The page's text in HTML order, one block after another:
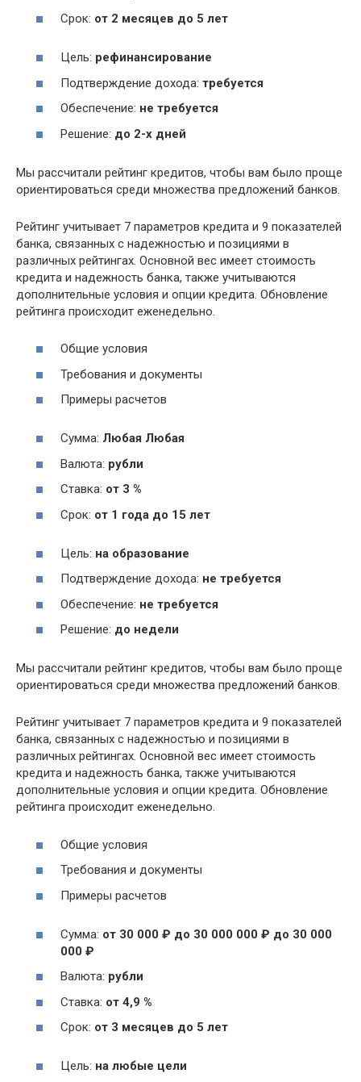
Срок: от 2 месяцев до 5 лет
Цель: рефинансирование
Подтверждение дохода: требуется
Обеспечение: не требуется
Решение: до 2-х дней
Мы рассчитали рейтинг кредитов, чтобы вам было проще
ориентироваться среди множества предложений банков.
Рейтинг учитывает 7 параметров кредита и 9 показателей
банка, связанных с надежностью и позициями в
различных рейтингах. Основной вес имеет стоимость
кредита и надежность банка, также учитываются
дополнительные условия и опции кредита. Обновление
рейтинга происходит еженедельно.
Общие условия
Требования и документы
Примеры расчетов
Сумма: Любая Любая
Валюта: рубли
Ставка: от 3 %
Срок: от 1 года до 15 лет
Цель: на образование
Подтверждение дохода: не требуется
Обеспечение: не требуется
Решение: до недели
Мы рассчитали рейтинг кредитов, чтобы вам было проще
ориентироваться среди множества предложений банков.
Рейтинг учитывает 7 параметров кредита и 9 показателей
банка, связанных с надежностью и позициями в
различных рейтингах. Основной вес имеет стоимость
кредита и надежность банка, также учитываются
дополнительные условия и опции кредита. Обновление
рейтинга происходит еженедельно.
Общие условия
Требования и документы
Примеры расчетов
Сумма: от 30 000 ₽ до 30 000 000 ₽ до 30 000
000 ₽
Валюта: рубли
Ставка: от 4,9 %
Срок: от 3 месяцев до 5 лет
Цель: на любые цели